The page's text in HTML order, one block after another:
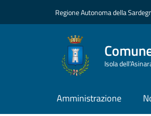
Regione Autonoma della
Isola
Amministrazione